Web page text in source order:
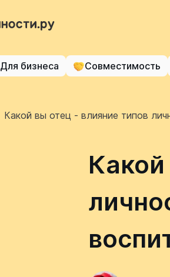
Для бизнеса Совместимость
Какой вы отец - влияние типов